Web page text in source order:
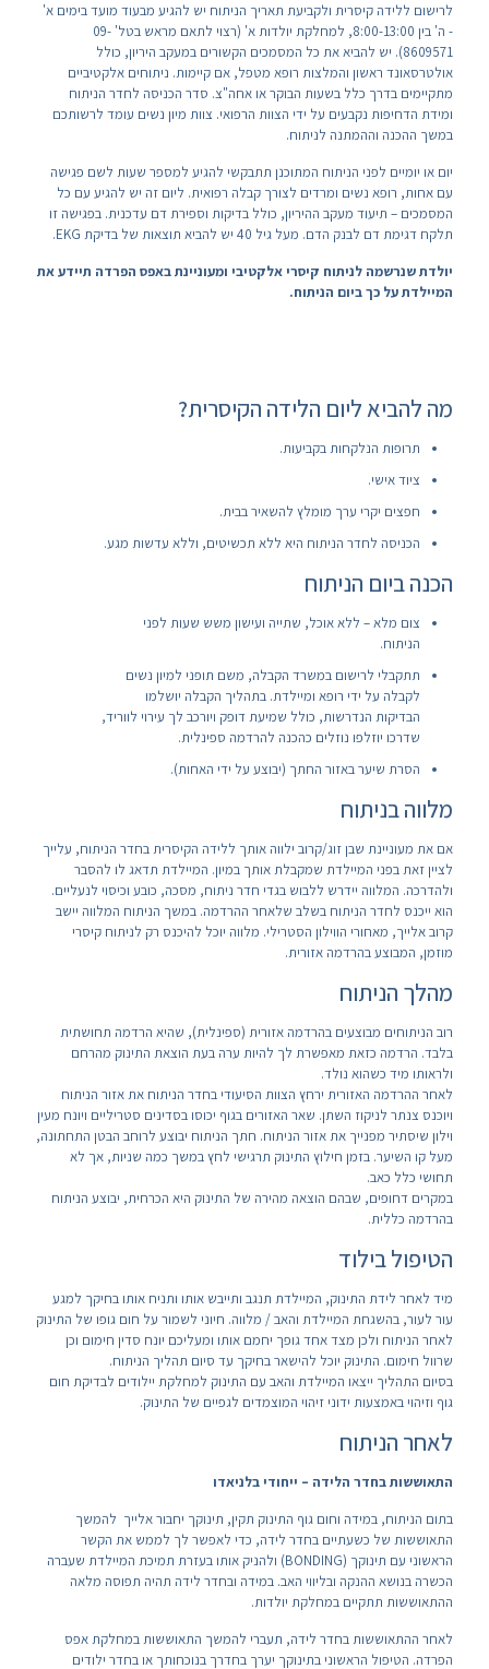
לרישום ללידה קיסרית ולקביעת תאריך הניתוח יש להגיע מבעוד מועד בימים א'
- ה' בין 8:00-13:00, למחלקת יולדות א' (רצוי לתאם מראש בטל' 09-
8609571). יש להביא את כל המסמכים הקשורים במעקב היריון, כולל
אולטרסאונד ראשון והמלצות רופא מטפל, אם קיימות. ניתוחים אלקטיביים
מתקיימים בדרך כלל בשעות הבוקר או אחה"צ. סדר הכניסה לחדר הניתוח
ומידת הדחיפות נקבעים על ידי הצוות הרפואי. צוות מיון נשים עומד לרשותכם
במשך ההכנה וההמתנה לניתוח.
יום או יומיים לפני הניתוח המתוכנן תתבקשי להגיע למספר שעות לשם פגישה
עם אחות, רופא נשים ומרדים לצורך קבלה רפואית. ליום זה יש להגיע עם כל
המסמכים – תיעוד מעקב ההיריון, כולל בדיקות וספירת דם עדכנית. בפגישה זו
תלקח דגימת דם לבנק הדם. מעל גיל 40 יש להביא תוצאות של בדיקת EKG.
יולדת שנרשמה לניתוח קיסרי אלקטיבי ומעוניינת באפס הפרדה תיידע את
המיילדת על כך ביום הניתוח.
מה להביא ליום הלידה הקיסרית?
תרופות הנלקחות בקביעות.
ציוד אישי.
חפצים יקרי ערך מומלץ להשאיר בבית.
הכניסה לחדר הניתוח היא ללא תכשיטים, וללא עדשות מגע.
הכנה ביום הניתוח
צום מלא – ללא אוכל, שתייה ועישון משש שעות לפני
הניתוח.
תתקבלי לרישום במשרד הקבלה, משם תופני למיון נשים
לקבלה על ידי רופא ומיילדת. בתהליך הקבלה יושלמו
הבדיקות הנדרשות, כולל שמיעת דופק ויורכב לך עירוי לווריד,
שדרכו יוזלפו נוזלים כהכנה להרדמה ספינלית.
הסרת שיער באזור החתך (יבוצע על ידי האחות).
מלווה בניתוח
אם את מעוניינת שבן זוג/קרוב ילווה אותך ללידה הקיסרית בחדר הניתוח, עלייך
לציין זאת בפני המיילדת שמקבלת אותך במיון. המיילדת תדאג לו להסבר
ולהדרכה. המלווה יידרש ללבוש בגדי חדר ניתוח, מסכה, כובע וכיסוי לנעליים.
הוא ייכנס לחדר הניתוח בשלב שלאחר ההרדמה. במשך הניתוח המלווה יישב
קרוב אלייך, מאחורי הווילון הסטרילי. מלווה יוכל להיכנס רק לניתוח קיסרי
מוזמן, המבוצע בהרדמה אזורית.
מהלך הניתוח
רוב הניתוחים מבוצעים בהרדמה אזורית (ספינלית), שהיא הרדמה תחושתית
בלבד. הרדמה כזאת מאפשרת לך להיות ערה בעת הוצאת התינוק מהרחם
ולראותו מיד כשהוא נולד.
לאחר ההרדמה האזורית ירחץ הצוות הסיעודי בחדר הניתוח את אזור הניתוח
ויוכנס צנתר לניקוז השתן. שאר האזורים בגוף יכוסו בסדינים סטריליים ויונח מעין
וילון שיסתיר מפנייך את אזור הניתוח. חתך הניתוח יבוצע לרוחב הבטן התחתונה,
מעל קו השיער. בזמן חילוץ התינוק תרגישי לחץ במשך כמה שניות, אך לא
תחושי כלל כאב.
במקרים דחופים, שבהם הוצאה מהירה של התינוק היא הכרחית, יבוצע הניתוח
בהרדמה כללית.
הטיפול בילוד
מיד לאחר לידת התינוק, המיילדת תנגב ותייבש אותו ותניח אותו בחיקך למגע
עור לעור, בהשגחת המיילדת והאב / מלווה. חיוני לשמור על חום גופו של התינוק
לאחר הניתוח ולכן מצד אחד גופך יחמם אותו ומעליכם יונח סדין חימום וכן
שרוול חימום. התינוק יוכל להישאר בחיקך עד סיום תהליך הניתוח.
בסיום התהליך ייצאו המיילדת והאב עם התינוק למחלקת יילודים לבדיקת חום
גוף וזיהוי באמצעות ידוני זיהוי המוצמדים לגפיים של התינוק.
לאחר הניתוח
התאוששות בחדר הלידה – ייחודי בלניאדו
בתום הניתוח, במידה וחום גוף התינוק תקין, תינוקך יחבור אלייך להמשך
התאוששות של כשעתיים בחדר לידה, כדי לאפשר לך לממש את הקשר
הראשוני עם תינוקך (BONDING) ולהניק אותו בעזרת תמיכת המיילדת שעברה
הכשרה בנושא ההנקה ובליווי האב. במידה ובחדר לידה תהיה תפוסה מלאה
ההתאוששות תתקיים במחלקת יולדות.
לאחר ההתאוששות בחדר לידה, תעברי להמשך התאוששות במחלקת אפס
הפרדה. הטיפול הראשוני בתינוקך יערך בחדרך בנוכחותך או בחדר ילודים